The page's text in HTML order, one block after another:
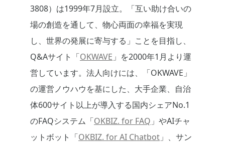
3808）は1999年7月設立。「互い助け合いの
場の創造を通して、物心両面の幸福を実現
し、世界の発展に寄与する」ことを目指し、
Q&Aサイト「OKWAVE 」を2000年1月より運
営しています。法人向けには、「OKWAVE」
の運営ノウハウを基にした、大手企業、自治
体600サイト以上が導入する国内シェアNo.1
のFAQシステム「OKBIZ. for FAQ 」やAIチャ
ットボット「OKBIZ. for AI Chatbot 」、サン